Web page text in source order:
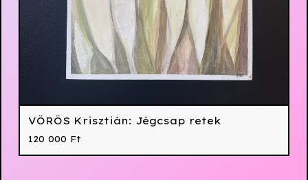
VÖRÖS Krisztián: Jégcsap retek
120 000 Ft